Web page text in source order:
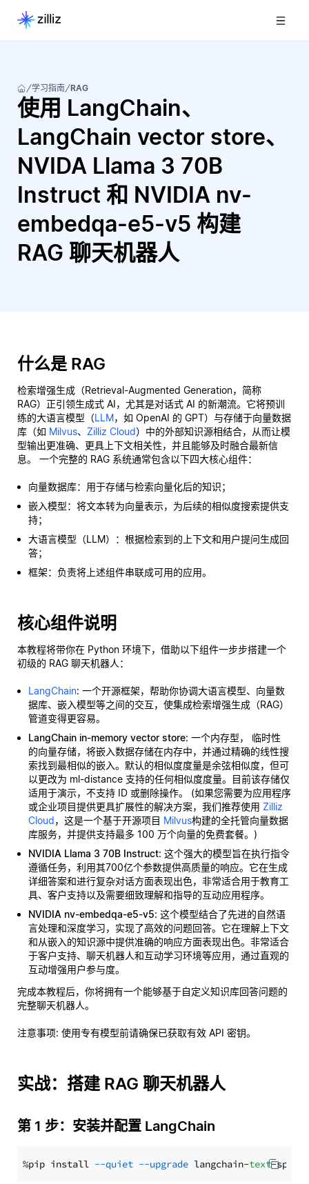
学习指南 RAG
使用 LangChain、
LangChain vector store、
NVIDA Llama 3 70B
Instruct 和 NVIDIA nv-
embedqa-e5-v5 构建
RAG 聊天机器人
什么是 RAG
检索增强生成（Retrieval-Augmented Generation，简称
RAG）正引领生成式 AI，尤其是对话式 AI 的新潮流。它将预训
练的大语言模型（LLM，如 OpenAI 的 GPT）与存储于向量数据
库（如 Milvus、 Zilliz Cloud）中的外部知识源相结合，从而让模
型输出更准确、更具上下文相关性，并且能够及时融合最新信
息。 一个完整的 RAG 系统通常包含以下四大核心组件：
向量数据库：用于存储与检索向量化后的知识；
嵌入模型：将文本转为向量表示，为后续的相似度搜索提供支
持；
大语言模型（LLM）：根据检索到的上下文和用户提问生成回
答；
框架：负责将上述组件串联成可用的应用。
核心组件说明
本教程将带你在 Python 环境下，借助以下组件一步步搭建一个
初级的 RAG 聊天机器人：
LangChain: 一个开源框架，帮助你协调大语言模型、向量数
据库、嵌入模型等之间的交互，使集成检索增强生成（RAG）
管道变得更容易。
LangChain in-memory vector store: 一个内存型， 临时性
的向量存储，将嵌入数据存储在内存中，并通过精确的线性搜
索找到最相似的嵌入。默认的相似度度量是余弦相似度，但可
以更改为 ml-distance 支持的任何相似度度量。目前该存储仅
适用于演示，不支持 ID 或删除操作。 (如果您需要为应用程序
或企业项目提供更具扩展性的解决方案，我们推荐使用 Zilliz
Cloud，这是一个基于开源项目 Milvus构建的全托管向量数据
库服务，并提供支持最多 100 万个向量的免费套餐。)
NVIDIA Llama 3 70B Instruct: 这个强大的模型旨在执行指令
遵循任务，利用其700亿个参数提供高质量的响应。它在生成
详细答案和进行复杂对话方面表现出色，非常适合用于教育工
具、客户支持以及需要细致理解和指导的互动应用程序。
NVIDIA nv-embedqa-e5-v5: 这个模型结合了先进的自然语
言处理和深度学习，实现了高效的问题回答。它在理解上下文
和从嵌入的知识源中提供准确的响应方面表现出色。非常适合
于客户支持、聊天机器人和互动学习环境等应用，通过直观的
互动增强用户参与度。
完成本教程后，你将拥有一个能够基于自定义知识库回答问题的
完整聊天机器人。
注意事项: 使用专有模型前请确保已获取有效 API 密钥。
实战：搭建 RAG 聊天机器人
第 1 步：安装并配置 LangChain
%pip install --quiet --upgrade langchain-text